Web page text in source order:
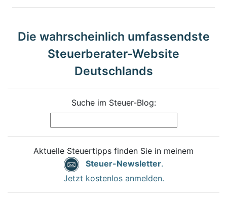
Die wahrscheinlich umfassendste
Steuerberater-Website
Deutschlands
Suche im Steuer-Blog:
Aktuelle Steuertipps finden Sie in meinem
Steuer-Newsletter.
Jetzt kostenlos anmelden.